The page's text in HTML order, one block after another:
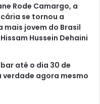
Rode Camargo, a
se tornou a
mais jovem do Brasil
Hussein Dehaini
até o dia 30 de
verdade agora mesmo